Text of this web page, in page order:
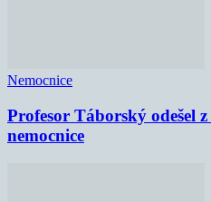
Nemocnice
Profesor Táborský odešel
nemocnice